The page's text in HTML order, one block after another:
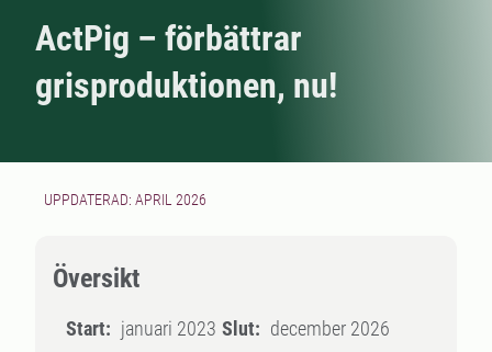
ActPig – förbättrar
grisproduktionen, nu!
UPPDATERAD: APRIL 2026
Översikt
Start: januari 2023 Slut: december 2026